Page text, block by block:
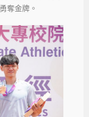
奪金牌。